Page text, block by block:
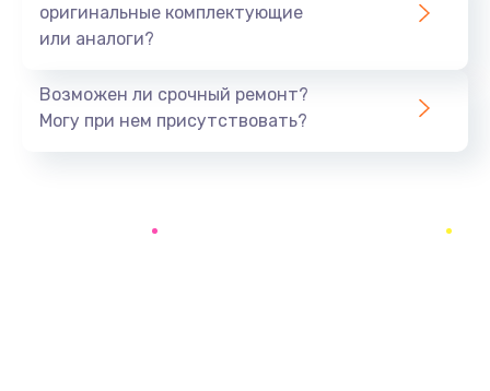
оригинальные комплектующие
или аналоги?
Возможен ли срочный ремонт?
Могу при нем присутствовать?